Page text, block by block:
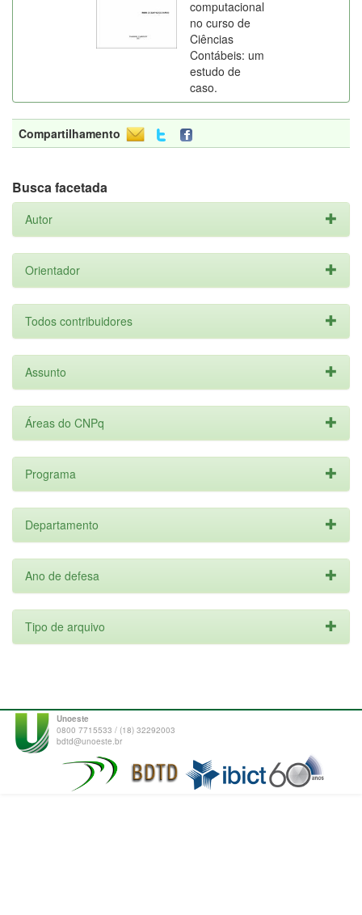
computacional
no curso de
Ciências
Contábeis: um
estudo de
caso.
Compartilhamento
Busca facetada
Autor
Orientador
Todos contribuidores
Assunto
Áreas do CNPq
Programa
Departamento
Ano de defesa
Tipo de arquivo
Unoeste
0800 7715533 / (18) 32292003
bdtd@unoeste.br